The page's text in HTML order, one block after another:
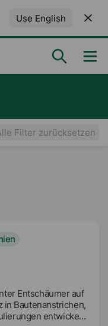
Use English
Filter zurücksetzen
Entschäumer auf
in Bautenanstrichen,
entwickelt